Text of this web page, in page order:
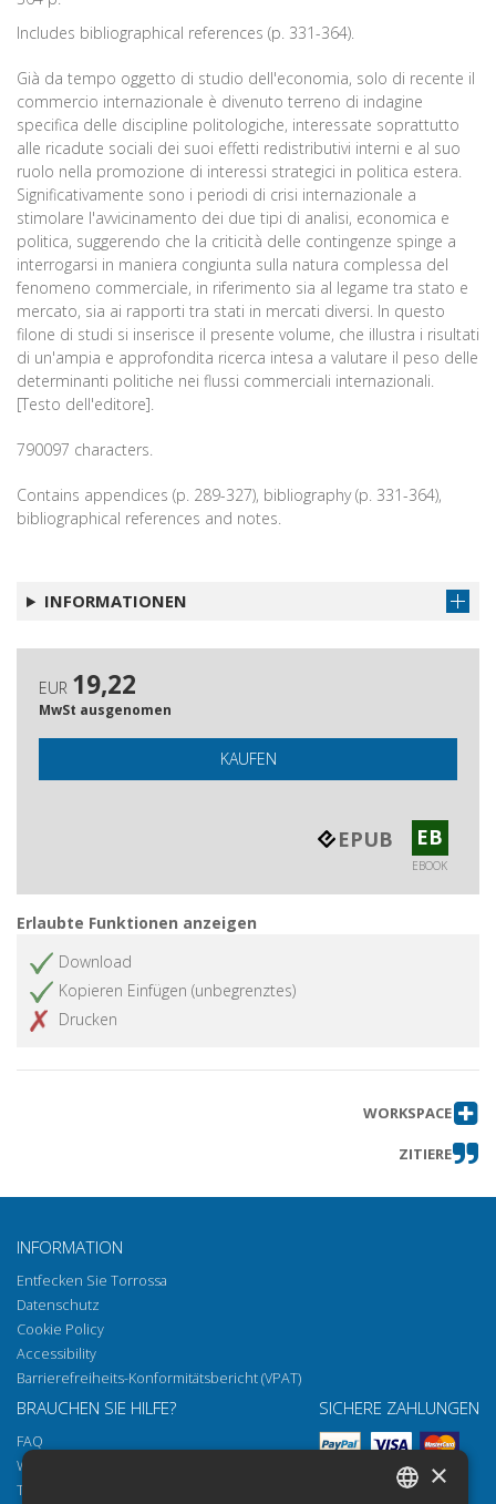
Includes bibliographical references (p. 331-364).
Già da tempo oggetto di studio dell'economia, solo di recente il
commercio internazionale è divenuto terreno di indagine
specifica delle discipline politologiche, interessate soprattutto
alle ricadute sociali dei suoi effetti redistributivi interni e al suo
ruolo nella promozione di interessi strategici in politica estera.
Significativamente sono i periodi di crisi internazionale a
stimolare l'avvicinamento dei due tipi di analisi, economica e
politica, suggerendo che la criticità delle contingenze spinge a
interrogarsi in maniera congiunta sulla natura complessa del
fenomeno commerciale, in riferimento sia al legame tra stato e
mercato, sia ai rapporti tra stati in mercati diversi. In questo
filone di studi si inserisce il presente volume, che illustra i risultati
di un'ampia e approfondita ricerca intesa a valutare il peso delle
determinanti politiche nei flussi commerciali internazionali.
[Testo dell'editore].
790097 characters.
Contains appendices (p. 289-327), bibliography (p. 331-364),
bibliographical references and notes.
INFORMATIONEN
EUR 19,22
MwSt ausgenomen
KAUFEN
EPUB EB
EBOOK
Erlaubte Funktionen anzeigen
Download
Kopieren Einfügen (unbegrenztes)
Drucken
WORKSPACE
ZITIERE
INFORMATION
Entfecken Sie Torrossa
Datenschutz
Cookie Policy
Accessibility
Barrierefreiheits-Konformitätsbericht (VPAT)
BRAUCHEN SIE HILFE?
FAQ
Wie öffnen Sie unsere Dokumente
Torrossa Reader
SICHERE ZAHLUNGEN
×